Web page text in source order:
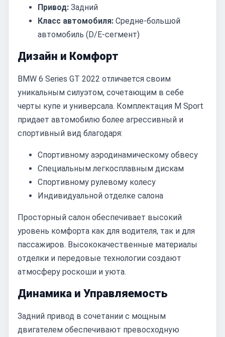
Привод: Задний
Класс автомобиля: Средне-большой
автомобиль (D/E-сегмент)
Дизайн и Комфорт
BMW 6 Series GT 2022 отличается своим
уникальным силуэтом, сочетающим в себе
черты купе и универсала. Комплектация M Sport
придает автомобилю более агрессивный и
спортивный вид благодаря:
Спортивному аэродинамическому обвесу
Специальным легкосплавным дискам
Спортивному рулевому колесу
Индивидуальной отделке салона
Просторный салон обеспечивает высокий
уровень комфорта как для водителя, так и для
пассажиров. Высококачественные материалы
отделки и передовые технологии создают
атмосферу роскоши и уюта.
Динамика и Управляемость
Задний привод в сочетании с мощным
двигателем обеспечивают превосходную